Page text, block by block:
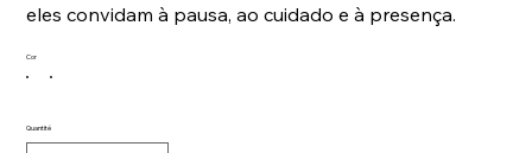
eles convidam à pausa, ao cuidado e à presença.
Cor
Quantité